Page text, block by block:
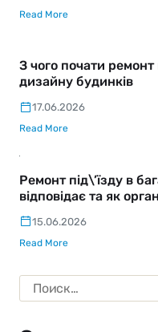
Read More
З чого почати ремонт
дизайну будинків
17.06.2026
Read More
Ремонт під\’їзду в
відповідає та як
15.06.2026
Read More